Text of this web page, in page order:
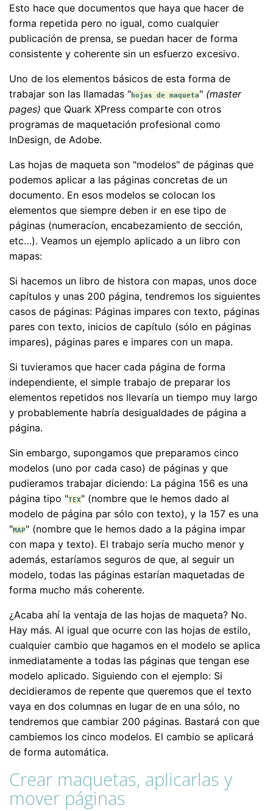
Esto hace que documentos que haya que hacer de
forma repetida pero no igual, como cualquier
publicación de prensa, se puedan hacer de forma
consistente y coherente sin un esfuerzo excesivo.
Uno de los elementos básicos de esta forma de
trabajar son las llamadas "hojas de maqueta" (master
pages) que Quark XPress comparte con otros
programas de maquetación profesional como
InDesign, de Adobe.
Las hojas de maqueta son "modelos" de páginas que
podemos aplicar a las páginas concretas de un
documento. En esos modelos se colocan los
elementos que siempre deben ir en ese tipo de
páginas (numeracíon, encabezamiento de sección,
etc…). Veamos un ejemplo aplicado a un libro con
mapas:
Si hacemos un libro de histora con mapas, unos doce
capítulos y unas 200 página, tendremos los siguientes
casos de páginas: Páginas impares con texto, páginas
pares con texto, inicios de capítulo (sólo en páginas
impares), páginas pares e impares con un mapa.
Si tuvieramos que hacer cada página de forma
independiente, el simple trabajo de preparar los
elementos repetidos nos llevaría un tiempo muy largo
y probablemente habría desigualdades de página a
página.
Sin embargo, supongamos que preparamos cinco
modelos (uno por cada caso) de páginas y que
pudieramos trabajar diciendo: La página 156 es una
página tipo "TEX" (nombre que le hemos dado al
modelo de página par sólo con texto), y la 157 es una
"MAP" (nombre que le hemos dado a la página impar
con mapa y texto). El trabajo sería mucho menor y
además, estaríamos seguros de que, al seguir un
modelo, todas las páginas estarían maquetadas de
forma mucho más coherente.
¿Acaba ahí la ventaja de las hojas de maqueta? No.
Hay más. Al igual que ocurre con las hojas de estilo,
cualquier cambio que hagamos en el modelo se aplica
inmediatamente a todas las páginas que tengan ese
modelo aplicado. Siguiendo con el ejemplo: Si
decidieramos de repente que queremos que el texto
vaya en dos columnas en lugar de en una sólo, no
tendremos que cambiar 200 páginas. Bastará con que
cambiemos los cinco modelos. El cambio se aplicará
de forma automática.
Crear maquetas, aplicarlas y
mover páginas